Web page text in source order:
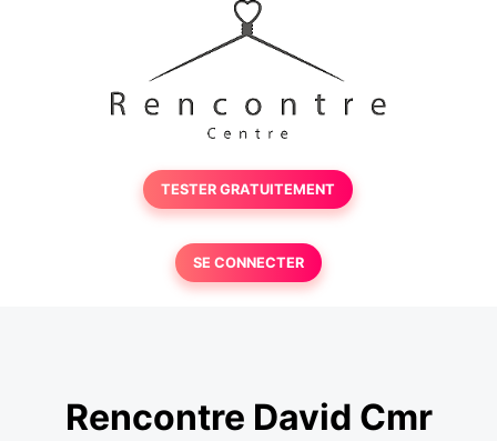
TESTER GRATUITEMENT
SE CONNECTER
Rencontre David Cmr